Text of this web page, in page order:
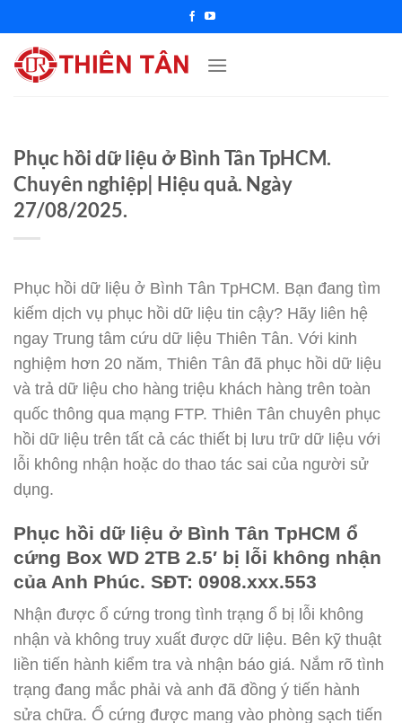
đến
nội
dung
Phục hồi dữ liệu ở Bình Tân TpHCM.
Chuyên nghiệp| Hiệu quả. Ngày
27/08/2025.
Phục hồi dữ liệu ở Bình Tân TpHCM. Bạn đang tìm
kiếm dịch vụ phục hồi dữ liệu tin cậy? Hãy liên hệ
ngay Trung tâm cứu dữ liệu Thiên Tân. Với kinh
nghiệm hơn 20 năm, Thiên Tân đã phục hồi dữ liệu
và trả dữ liệu cho hàng triệu khách hàng trên toàn
quốc thông qua mạng FTP. Thiên Tân chuyên phục
hồi dữ liệu trên tất cả các thiết bị lưu trữ dữ liệu với
lỗi không nhận hoặc do thao tác sai của người sử
dụng.
Phục hồi dữ liệu ở Bình Tân TpHCM ổ
cứng Box WD 2TB 2.5′ bị lỗi không nhận
của Anh Phúc. SĐT: 0908.xxx.553
Nhận được ổ cứng trong tình trạng ổ bị lỗi không
nhận và không truy xuất được dữ liệu. Bên kỹ thuật
liền tiến hành kiểm tra và nhận báo giá. Nắm rõ tình
trạng đang mắc phải và anh đã đồng ý tiến hành
sửa chữa. Ổ cứng được mang vào phòng sạch tiến